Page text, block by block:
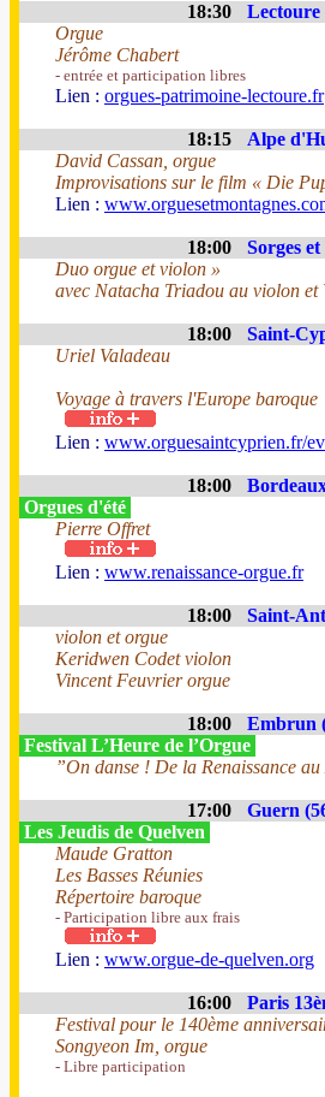
18:30 Lectoure
Orgue
Jérôme Chabert
- entrée et participation libres
Lien : orgues-patrimoine-lectoure.fr
18:15
Alpe
David Cassan, orgue
Improvisations sur le film « Die
Lien :
18:00
Sorges
Duo orgue et violon »
avec Natacha Triadou au violon et
18:00
Saint-
Uriel Valadeau
Voyage à travers l'Europe baroque
Lien : www.orguesaintcyprien.fr/
18:00
Orgues d'été
Pierre Offret
Lien : www.renaissance-orgue.fr
18:00
Saint-
violon et orgue
Keridwen Codet violon
Vincent Feuvrier orgue
18:00
Embrun
Festival L’Heure de l’Orgue
”On danse ! De la Renaissance
17:00 Guern
Les Jeudis de Quelven
Maude Gratton
Les Basses Réunies
Répertoire baroque
- Participation libre aux frais
Lien : www.orgue-de-quelven.org
16:00 Paris
Festival pour le 140ème
Songyeon Im, orgue
- Libre participation